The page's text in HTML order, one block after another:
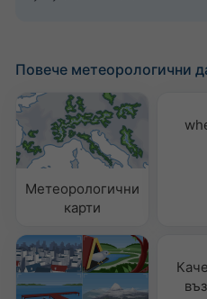
Повече метеорологични
Метеорологични
карти